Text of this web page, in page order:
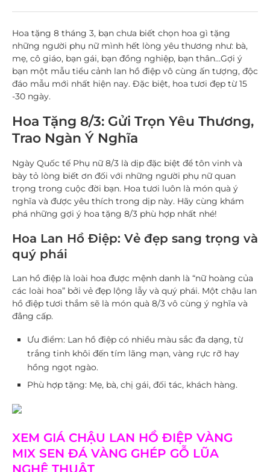
Hoa tặng 8 tháng 3, bạn chưa biết chọn hoa gì tặng
những người phụ nữ mình hết lòng yêu thương như: bà,
mẹ, cô giáo, bạn gái, bạn đồng nghiệp, bạn thân…Gợi ý
bạn một mẫu tiểu cảnh lan hồ điệp vô cùng ấn tượng, độc
đáo mẫu mới nhất hiện nay. Đặc biệt, hoa tươi đẹp từ 15
-30 ngày.
Hoa Tặng 8/3: Gửi Trọn Yêu Thương,
Trao Ngàn Ý Nghĩa
Ngày Quốc tế Phụ nữ 8/3 là dịp đặc biệt để tôn vinh và
bày tỏ lòng biết ơn đối với những người phụ nữ quan
trọng trong cuộc đời bạn. Hoa tươi luôn là món quà ý
nghĩa và được yêu thích trong dịp này. Hãy cùng khám
phá những gợi ý hoa tặng 8/3 phù hợp nhất nhé!
Hoa Lan Hồ Điệp: Vẻ đẹp sang trọng và
quý phái
Lan hồ điệp là loài hoa được mệnh danh là “nữ hoàng của
các loài hoa” bởi vẻ đẹp lộng lẫy và quý phái. Một chậu lan
hồ điệp tươi thắm sẽ là món quà 8/3 vô cùng ý nghĩa và
đẳng cấp.
Ưu điểm: Lan hồ điệp có nhiều màu sắc đa dạng, từ
trắng tinh khôi đến tím lãng mạn, vàng rực rỡ hay
hồng ngọt ngào.
Phù hợp tặng: Mẹ, bà, chị gái, đối tác, khách hàng.
XEM GIÁ CHẬU LAN HỒ ĐIỆP VÀNG
MIX SEN ĐÁ VÀNG GHÉP GỖ LŨA
NGHỆ THUẬT